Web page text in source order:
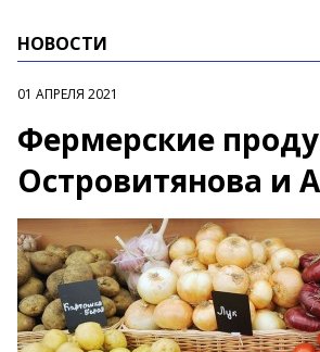
НОВОСТИ
01 АПРЕЛЯ 2021
Фермерские
Островитянова и